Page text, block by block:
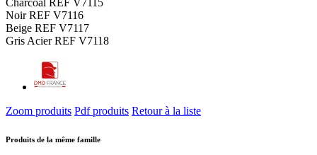
Noir REF V7116
Beige REF V7117
Gris Acier REF V7118
Zoom produits Pdf produits Retour à la liste
Produits de la même famille